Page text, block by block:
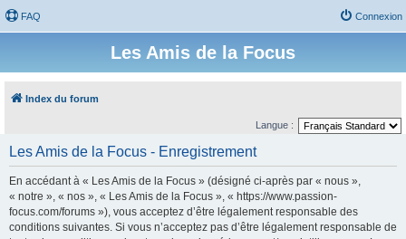
FAQ Connexion
Les Amis de la Focus
Index du forum
Langue :
Les Amis de la Focus - Enregistrement
En accédant à « Les Amis de la Focus » (désigné ci-après par « nous »,
« notre », « nos », « Les Amis de la Focus », « https://www.passion-
focus.com/forums »), vous acceptez d’être légalement responsable des
conditions suivantes. Si vous n’acceptez pas d’être légalement responsable de